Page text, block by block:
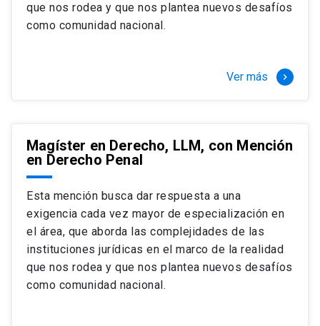
que nos rodea y que nos plantea nuevos desafíos
como comunidad nacional.
Ver más keyboard_arrow_right
Magíster en Derecho, LLM, con Mención
en Derecho Penal
Esta mención busca dar respuesta a una
exigencia cada vez mayor de especialización en
el área, que aborda las complejidades de las
instituciones jurídicas en el marco de la realidad
que nos rodea y que nos plantea nuevos desafíos
como comunidad nacional.